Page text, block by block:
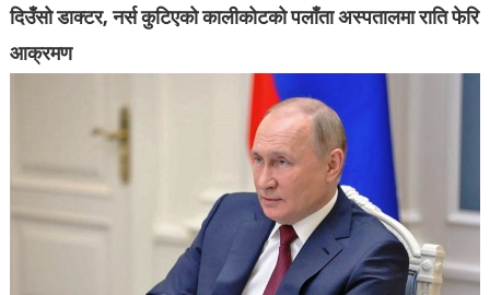
दिउँसो डाक्टर, नर्स कुटिएको कालीकोटको पलाँता अस्पतालमा राति फेरि
आक्रमण